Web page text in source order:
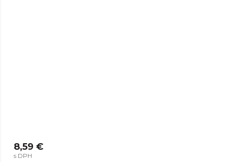
8,59 €
s DPH